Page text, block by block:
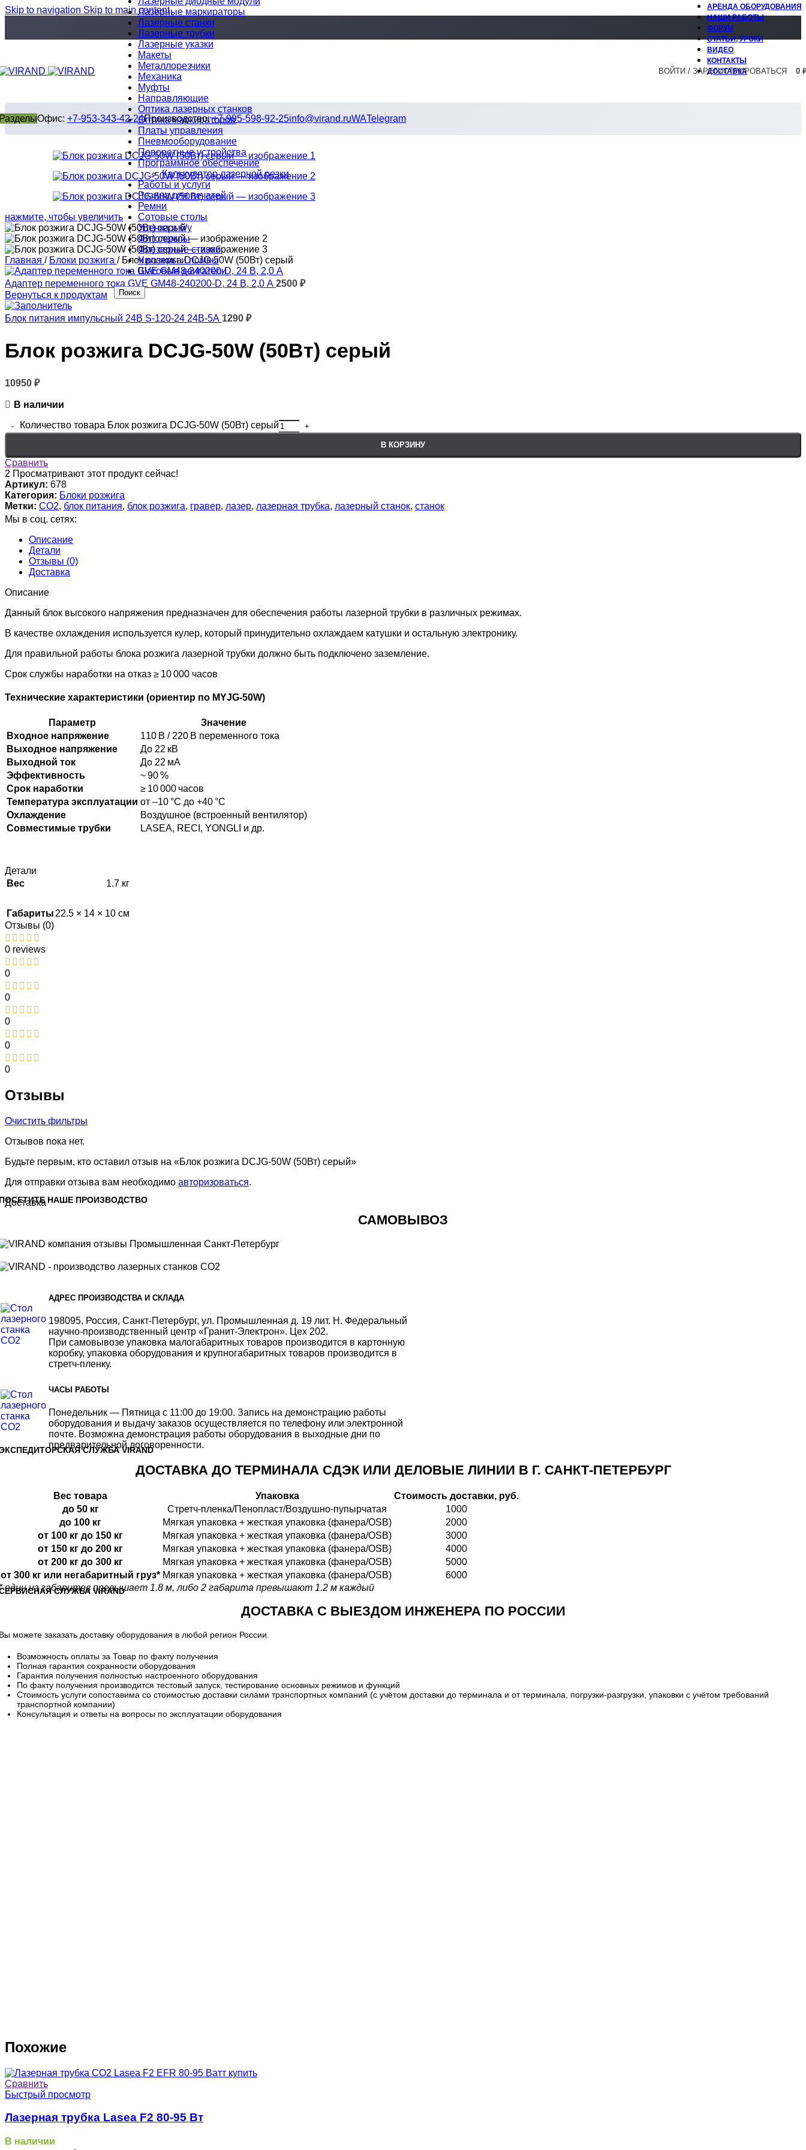
Skip to navigation Skip to main content
АРЕНДА ОБОРУДОВАНИЯ
НАШИ РАБОТЫ
ФОРУМ
СТАТЬИ, УРОКИ
ВИДЕО
КОНТАКТЫ
ДОСТАВКА
Лазерные маркираторы
Лазерные станки
Лазерные трубки
Лазерные указки
Макеты
Металлорезчики
Механика
Муфты
Направляющие
Оптика лазерных станков
Оптика маркираторов
Платы управления
Пневмооборудование
Поворотные устройства
Программное обеспечение
Калькулятор лазерной резки
Работы и услуги
Резина для печатей
Ремни
Сотовые столы
Уценка и б/у
Фитолампы
Фрезерные станки
Чиллеры и помпы
Шаговые двигатели
Поиск
ВОЙТИ / ЗАРЕГИСТРИРОВАТЬСЯ 0
Офис: +7-953-343-42-24Производство:+7-995-598-92-25info@virand.ruWATelegram
нажмите, чтобы увеличить
Главная / Блоки розжига / Блок розжига DCJG-50W (50Вт) серый
Адаптер переменного тока GVE GM48-240200-D, 24 В, 2,0 А 2500 ₽
Вернуться к продуктам
Блок питания импульсный 24В S-120-24 24В-5А 1290 ₽
Блок розжига DCJG-50W (50Вт) серый
10950 ₽
В наличии
Количество товара Блок розжига DCJG-50W (50Вт) серый
В КОРЗИНУ
Сравнить
2 Просматривают этот продукт сейчас!
Артикул: 678
Категория: Блоки розжига
Метки: CO2, блок питания, блок розжига, гравер, лазер, лазерная трубка, лазерный станок, станок
Мы в соц. сетях:
Описание
Детали
Отзывы (0)
Доставка
Описание
Данный блок высокого напряжения предназначен для обеспечения работы лазерной трубки в различных режимах.
В качестве охлаждения используется кулер, который принудительно охлаждаем катушки и остальную электронику.
Для правильной работы блока розжига лазерной трубки должно быть подключено заземление.
Срок службы наработки на отказ ≥ 10 000 часов
Технические характеристики (ориентир по MYJG‑50W)
Параметр
Значение
Входное напряжение
110 В / 220 В переменного тока
Выходное напряжение
До 22 кВ
Выходной ток
До 22 мА
Эффективность
~ 90 %
Срок наработки
≥ 10 000 часов
Температура эксплуатации от –10 °C до +40 °С
Охлаждение
Воздушное (встроенный вентилятор)
Совместимые трубки
LASEA, RECI, YONGLI и др.
Детали
Вес
1.7 кг
Габариты 22.5 × 14 × 10 см
Отзывы (0)
0 reviews
0
0
0
0
0
Отзывы
Очистить фильтры
Отзывов пока нет.
Будьте первым, кто оставил отзыв на «Блок розжига DCJG-50W (50Вт) серый»
Для отправки отзыва вам необходимо авторизоваться.
Доставка НАШЕ ПРОИЗВОДСТВО
САМОВЫВОЗ
АДРЕС ПРОИЗВОДСТВА И СКЛАДА
198095, Россия, Санкт-Петербург, ул. Промышленная д. 19 лит. Н. Федеральный
научно-производственный центр «Гранит-Электрон». Цех 202.
При самовывозе упаковка малогабаритных товаров производится в картонную
коробку, упаковка оборудования и крупногабаритных товаров производится в
стретч-пленку.
ЧАСЫ РАБОТЫ
Понедельник — Пятница с 11:00 до 19:00. Запись на демонстрацию работы
оборудования и выдачу заказов осуществляется по телефону или электронной
почте. Возможна демонстрация работы оборудования в выходные дни по
предварительной договоренности.
СЛУЖБА VIRAND
ДОСТАВКА ДО ТЕРМИНАЛА СДЭК ИЛИ ДЕЛОВЫЕ ЛИНИИ В Г. САНКТ-ПЕТЕРБУРГ
Вес товара Упаковка
Стоимость доставки, руб.
до 50 кг
Стретч-пленка/Пенопласт/Воздушно-пупырчатая
1000
до 100 кг
Мягкая упаковка + жесткая упаковка (фанера/OSB)
2000
от 100 кг до 150 кг
Мягкая упаковка + жесткая упаковка (фанера/OSB)
3000
от 150 кг до 200 кг
Мягкая упаковка + жесткая упаковка (фанера/OSB)
4000
от 200 кг до 300 кг
Мягкая упаковка + жесткая упаковка (фанера/OSB)
5000
от 300 кг или негабаритный груз* Мягкая упаковка + жесткая упаковка (фанера/OSB)
6000
один из габаритов превышает 1.8 м, либо 2 габарита превышают 1.2 м каждый
СЛУЖБА VIRAND
ДОСТАВКА С ВЫЕЗДОМ ИНЖЕНЕРА ПО РОССИИ
можете заказать доставку оборудования в любой регион России.
Возможность оплаты за Товар по факту получения
Полная гарантия сохранности оборудования
Гарантия получения полностью настроенного оборудования
По факту получения производится тестовый запуск, тестирование основных режимов и функций
Стоимость услуги сопоставима со стоимостью доставки силами транспортных компаний (с учётом доставки до терминала и от терминала, погрузки-разгрузки, упаковки с учётом требований
транспортной компании)
Консультация и ответы на вопросы по эксплуатации оборудования
Похожие
Сравнить
Быстрый просмотр
Лазерная трубка Lasea F2 80-95 Вт
В наличии